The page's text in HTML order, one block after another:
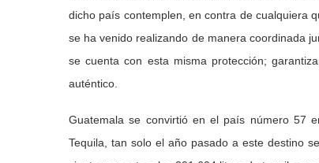
dicho país contemplen, en contra de cualquiera
se ha venido realizando de manera coordinada
se cuenta con esta misma protección;
auténtico.
Guatemala se convirtió en el país número 57
Tequila, tan solo el año pasado a este destino